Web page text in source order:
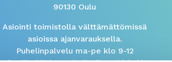
90130 Oulu
Asiointi toimistolla välttämättömissä
asioissa ajanvarauksella.
Puhelinpalvelu ma-pe klo 9-12